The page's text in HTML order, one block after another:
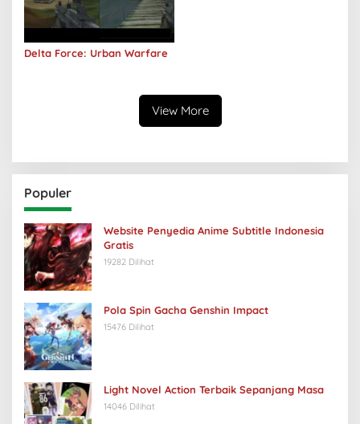
Delta Force: Urban Warfare
View More
Populer
Website Penyedia Anime Subtitle Indonesia
Gratis
19282 Dilihat
Pola Spin Gacha Genshin Impact
15476 Dilihat
Light Novel Action Terbaik Sepanjang Masa
14046 Dilihat